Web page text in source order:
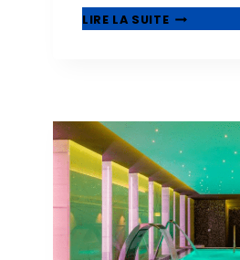
LIRE LA SUITE⭐
MEILLEURS
SALOU
TOP
2026